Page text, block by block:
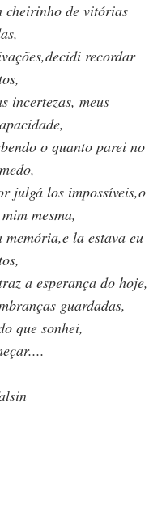
cheirinho de vitórias
recordar
incertezas, meus
o quanto parei no
julgá los impossíveis,o
mesma,
la estava eu
a esperança do hoje,
guardadas,
que sonhei,